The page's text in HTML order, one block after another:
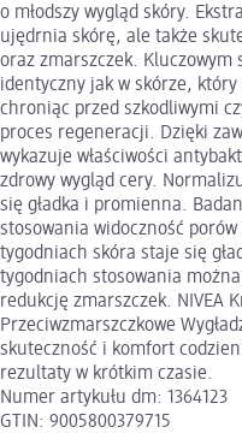
o młodszy wygląd skóry.
ujędrnia skórę, ale także
oraz zmarszczek. Kluczowym
identyczny jak w skórze,
chroniąc przed szkodliwymi
proces regeneracji. Dzięki
wykazuje właściwości
zdrowy wygląd cery.
się gładka i promienna.
stosowania widoczność
tygodniach skóra staje się
tygodniach stosowania
redukcję zmarszczek. NIVEA
Przeciwzmarszczkowe
skuteczność i komfort
rezultaty w krótkim czasie.
Numer artykułu dm: 1364123
GTIN: 9005800379715